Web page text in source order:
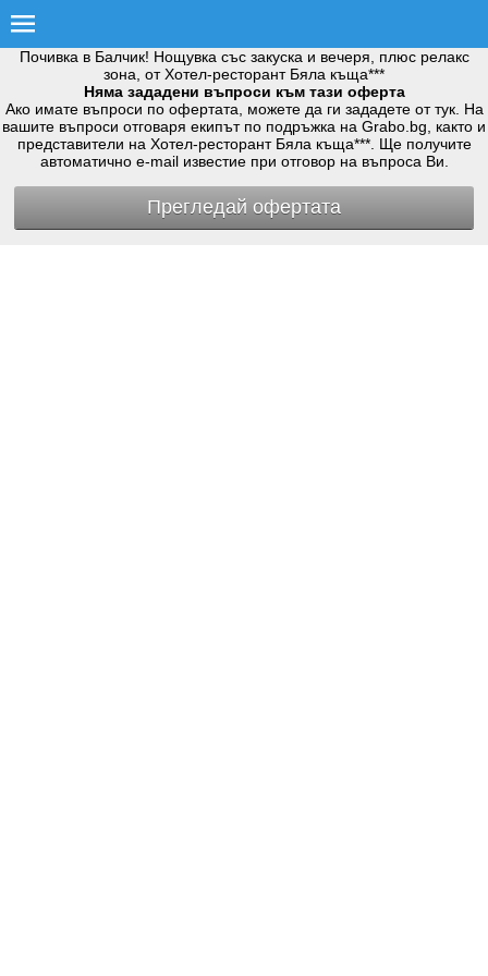
Почивка в Балчик! Нощувка със закуска и вечеря, плюс релакс
зона, от Хотел-ресторант Бяла къща***
Няма зададени въпроси към тази оферта
Ако имате въпроси по офертата, можете да ги зададете от тук. На
вашите въпроси отговаря екипът по подръжка на Grabo.bg, както и
представители на Хотел-ресторант Бяла къща***. Ще получите
автоматично e-mail известие при отговор на въпроса Ви.
Прегледай офертата